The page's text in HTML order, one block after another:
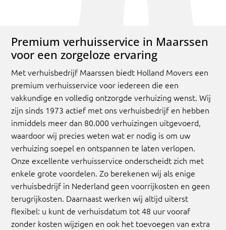
Premium verhuisservice in Maarssen
voor een zorgeloze ervaring
Met verhuisbedrijf Maarssen biedt Holland Movers een
premium verhuisservice voor iedereen die een
vakkundige en volledig ontzorgde verhuizing wenst. Wij
zijn sinds 1973 actief met ons verhuisbedrijf en hebben
inmiddels meer dan 80.000 verhuizingen uitgevoerd,
waardoor wij precies weten wat er nodig is om uw
verhuizing soepel en ontspannen te laten verlopen.
Onze excellente verhuisservice onderscheidt zich met
enkele grote voordelen. Zo berekenen wij als enige
verhuisbedrijf in Nederland geen voorrijkosten en geen
terugrijkosten. Daarnaast werken wij altijd uiterst
flexibel: u kunt de verhuisdatum tot 48 uur vooraf
zonder kosten wijzigen en ook het toevoegen van extra